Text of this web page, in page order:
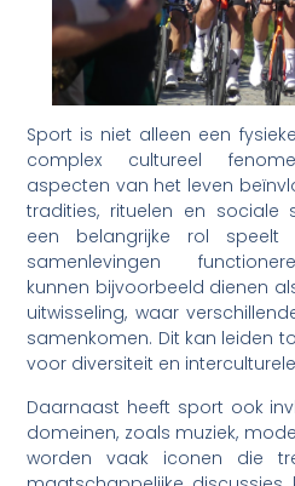
Sport is niet alleen een
complex cultureel
aspecten van het leven
tradities, rituelen en sociale
een belangrijke rol
samenlevingen
kunnen bijvoorbeeld dienen
uitwisseling, waar
samenkomen. Dit kan leiden
voor diversiteit en
Daarnaast heeft sport ook
domeinen, zoals muziek,
worden vaak iconen die